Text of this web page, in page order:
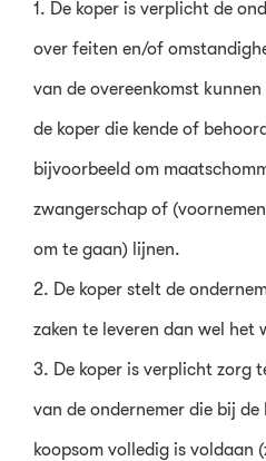
1. De koper is verplicht de
over feiten en/of
van de overeenkomst
de koper die kende of
bijvoorbeeld om
zwangerschap of
om te gaan) lijnen.
2. De koper stelt de
zaken te leveren dan wel het
3. De koper is verplicht zorg
van de ondernemer die bij
koopsom volledig is voldaan